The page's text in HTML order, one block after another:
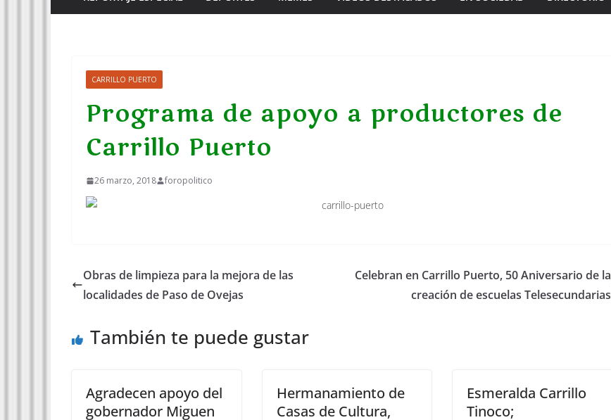
CARRILLO PUERTO
Programa de apoyo a productores de
Carrillo Puerto
26 marzo, 2018 foropolitico
Obras de limpieza para la mejora de las
localidades de Paso de Ovejas
Celebran en Carrillo Puerto, 50 Aniversario de la
creación de escuelas Telesecundarias
También te puede gustar
Agradecen apoyo del
gobernador Miguen
Hermanamiento de
Casas de Cultura,
Esmeralda Carrillo
Tinoco;